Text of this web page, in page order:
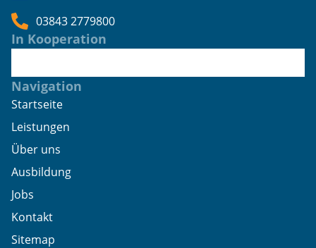
03843 2779800
In Kooperation
Navigation
Startseite
Leistungen
Über uns
Ausbildung
Jobs
Kontakt
Sitemap